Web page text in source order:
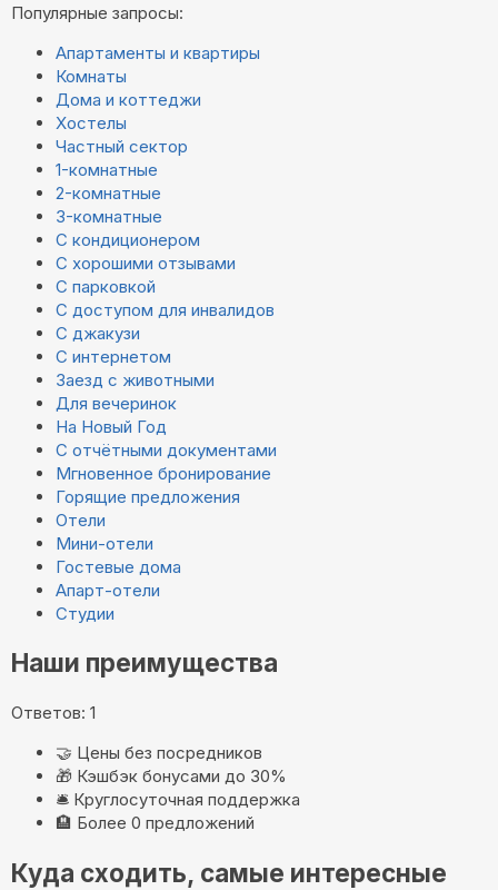
Популярные запросы:
Апартаменты и квартиры
Комнаты
Дома и коттеджи
Хостелы
Частный сектор
1-комнатные
2-комнатные
3-комнатные
С кондиционером
С хорошими отзывами
С парковкой
С доступом для инвалидов
С джакузи
С интернетом
Заезд с животными
Для вечеринок
На Новый Год
С отчётными документами
Мгновенное бронирование
Горящие предложения
Отели
Мини-отели
Гостевые дома
Апарт-отели
Студии
Наши преимущества
Ответов: 1
🤝 Цены без посредников
🎁 Кэшбэк бонусами до 30%
🛎️ Круглосуточная поддержка
🏨 Более 0 предложений
Куда сходить, самые интересные